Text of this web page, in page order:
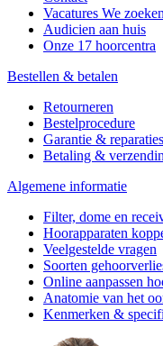
Vacatures We
Audicien aan huis
Onze 17 hoorcentra
Bestellen & betalen
Retourneren
Bestelprocedure
Garantie & reparaties
Betaling &
Algemene informatie
Filter, dome en
Hoorapparaten
Veelgestelde vragen
Soorten
Online aanpassen
Anatomie van het
Kenmerken &